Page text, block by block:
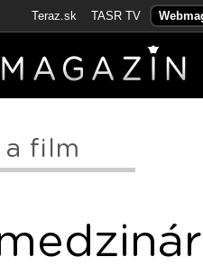
Teraz.sk TASR TV
a film